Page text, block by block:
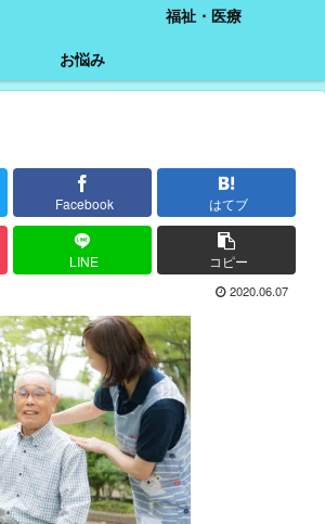
福祉・医療
お悩み
Facebook はてブ
LINE コピー
2020.06.07